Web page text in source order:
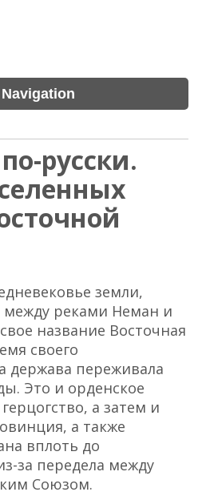
Navigation
русски.
земли,
реками Неман и
название Восточная
своего
держава переживала
Это и орденское
а затем и
а также
вплоть до
за передела между
Союзом.